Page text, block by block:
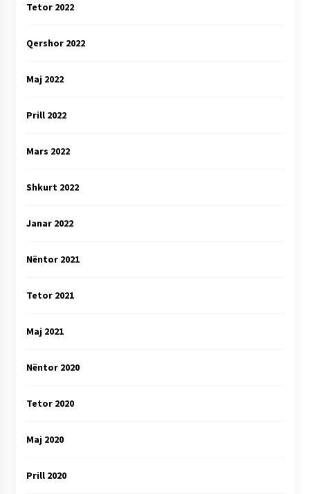
Tetor 2022
Qershor 2022
Maj 2022
Prill 2022
Mars 2022
Shkurt 2022
Janar 2022
Nëntor 2021
Tetor 2021
Maj 2021
Nëntor 2020
Tetor 2020
Maj 2020
Prill 2020